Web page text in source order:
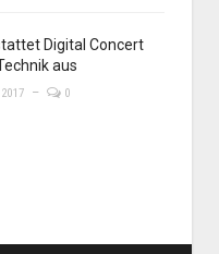
Digital Concert
aus
0